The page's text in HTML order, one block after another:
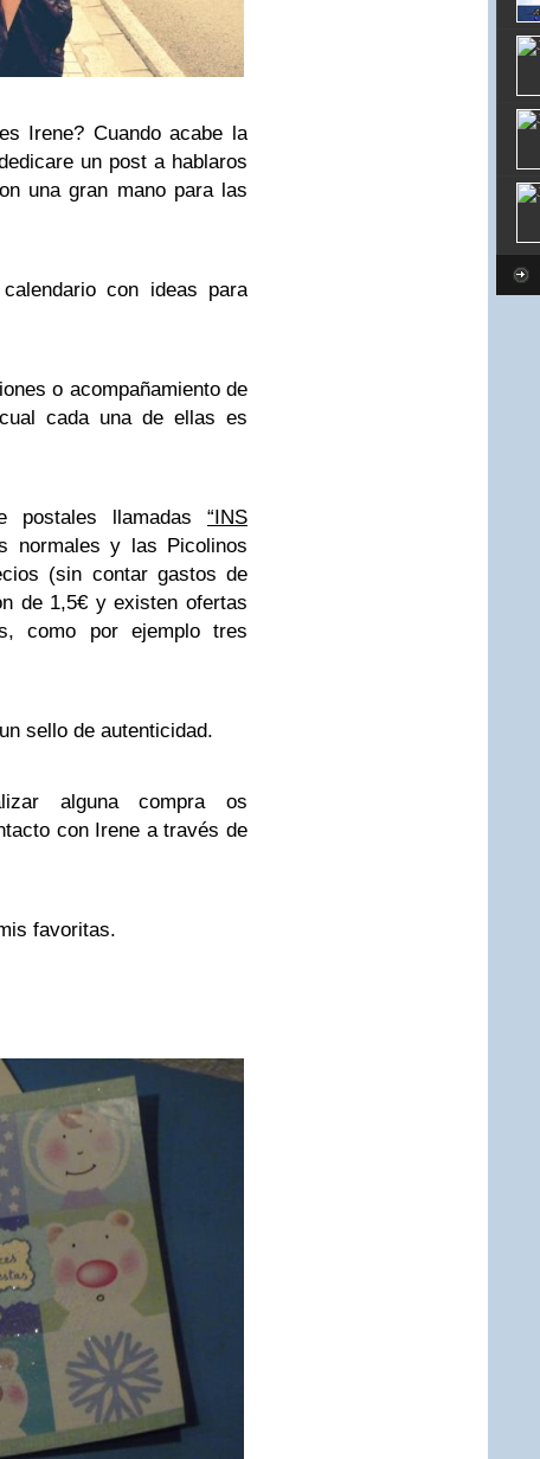
Irene? Cuando acabe la
un post a hablaros
una gran mano para las
con ideas para
o acompañamiento de
cada una de ellas es
postales llamadas “INS
normales y las Picolinos
(sin contar gastos de
de 1,5€ y existen ofertas
como por ejemplo tres
sello de autenticidad.
alguna compra os
con Irene a través de
favoritas.